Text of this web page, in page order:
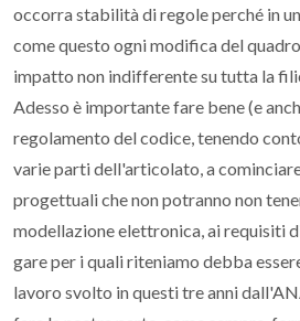
occorra stabilità di regole perché in
come questo ogni modifica del
impatto non indifferente su tutta la
Adesso è importante fare bene (e
regolamento del codice, tenendo
varie parti dell'articolato, a
progettuali che non potranno non
modellazione elettronica, ai requisiti
gare per i quali riteniamo debba
lavoro svolto in questi tre anni